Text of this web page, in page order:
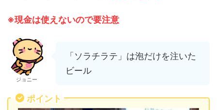
※現金は使えないので要注意
ジョニー
「ソラチラテ」は泡だけを注いた
ビール
ポイント